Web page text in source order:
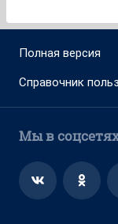
Полная версия
Справочник
Мы в